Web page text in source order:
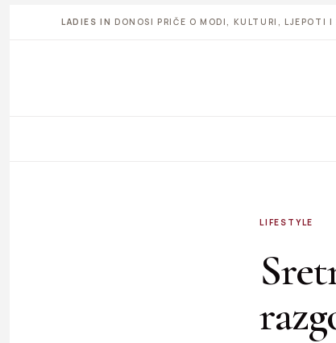
LADIES IN DONOSI PRIČE O MODI, KULTURI, LJEPOTI
LIFESTYLE